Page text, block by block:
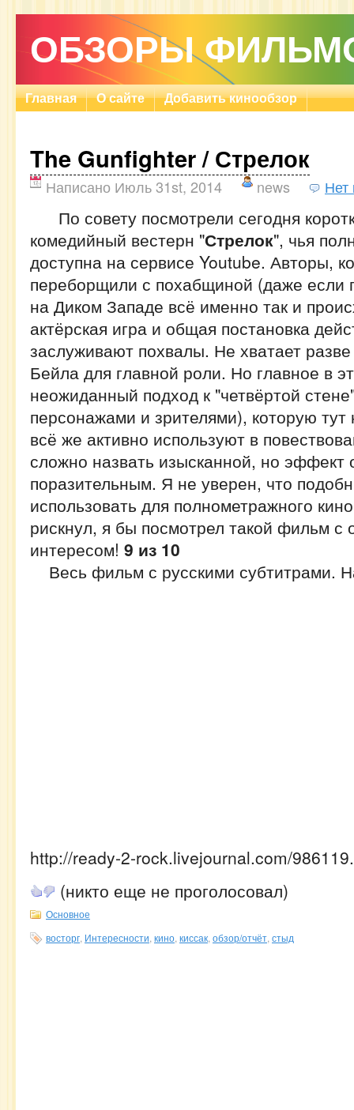
ОБЗОРЫ
Главная О сайте Добавить кинообзор
The Gunfighter / Стрелок
Написано Июль 31st, 2014 news Нет
По совету посмотрели сегодня
комедийный вестерн "Стрелок", чья
доступна на сервисе Youtube. Авторы,
переборщили с похабщиной (даже если
на Диком Западе всё именно так и
актёрская игра и общая постановка
заслуживают похвалы. Не хватает
Бейла для главной роли. Но главное в
неожиданный подход к "четвёртой
персонажами и зрителями), которую
всё же активно используют в
сложно назвать изысканной, но эффект
поразительным. Я не уверен, что
использовать для полнометражного
рискнул, я бы посмотрел такой фильм с
интересом! 9 из 10
Весь фильм с русскими субтитрами.
http://ready-2-rock.livejournal.com/
(никто еще не проголосовал)
Основное
восторг Интересности кино киссак обзор/отчёт стыд